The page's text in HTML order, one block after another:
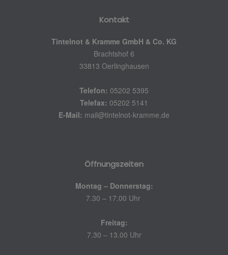
Kontakt
Tintelnot & Kramme GmbH & Co. KG
Brachtshof 6
33813 Oerlinghausen
Telefon: 05202 5395
Telefax: 05202 5141
E-Mail: mail@tintelnot-kramme.de
Öffnungszeiten
Montag – Donnerstag:
7.30 – 17.00 Uhr
Freitag:
7.30 – 13.00 Uhr